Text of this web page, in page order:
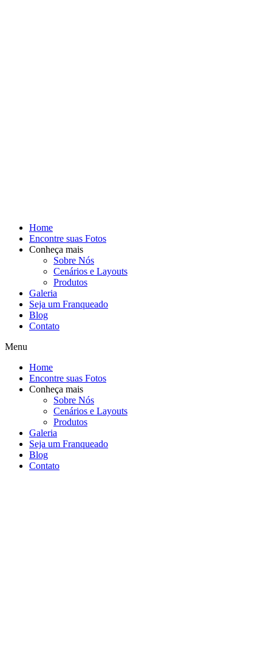
Home
Encontre suas Fotos
Conheça mais
Sobre Nós
Cenários e Layouts
Produtos
Galeria
Seja um Franqueado
Blog
Contato
Menu
Home
Encontre suas Fotos
Conheça mais
Sobre Nós
Cenários e Layouts
Produtos
Galeria
Seja um Franqueado
Blog
Contato